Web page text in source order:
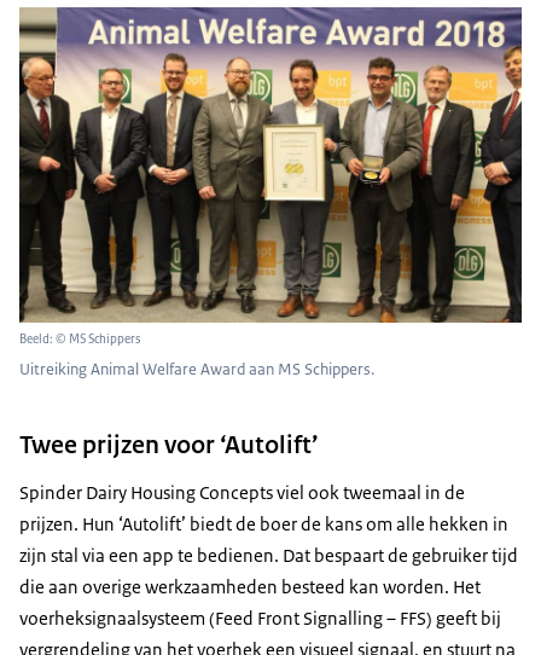
Beeld: © MS Schippers
Uitreiking Animal Welfare Award aan MS Schippers.
Twee prijzen voor ‘Autolift’
Spinder Dairy Housing Conceptsviel ook tweemaal in de
prijzen. Hun ‘Autolift’ biedt de boer de kans om alle hekken in
zijn stal via een app te bedienen. Dat bespaart de gebruiker tijd
die aan overige werkzaamheden besteed kan worden. Het
voerheksignaalsysteem (Feed Front Signalling– FFS) geeft bij
vergrendeling van het voerhek een visueel signaal, en stuurt na